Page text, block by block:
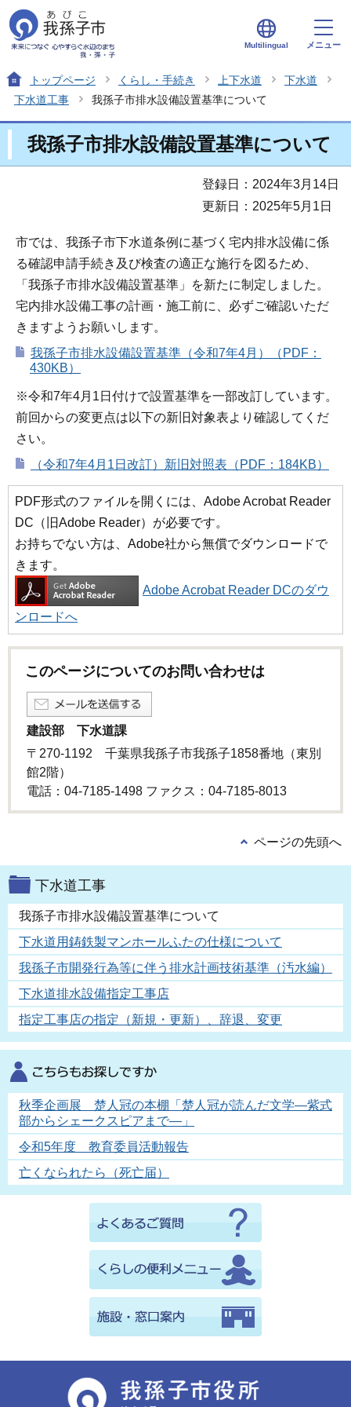
Multilingual メニュー
トップページ くらし・手続き 上下水道
下水道
下水道工事
我孫子市排水設備設置基準について
我孫子市排水設備設置基準について
登録日：2024年3月14日
更新日：2025年5月1日
市では、我孫子市下水道条例に基づく宅内排水設備に係
る確認申請手続き及び検査の適正な施行を図るため、
「我孫子市排水設備設置基準」を新たに制定しました。
宅内排水設備工事の計画・施工前に、必ずご確認いただ
きますようお願いします。
我孫子市排水設備設置基準（令和7年4月）（PDF：
430KB）
※令和7年4月1日付けで設置基準を一部改訂しています。
前回からの変更点は以下の新旧対象表より確認してくだ
さい。
（令和7年4月1日改訂）新旧対照表（PDF：184KB）
PDF形式のファイルを開くには、Adobe Acrobat Reader
DC（旧Adobe Reader）が必要です。
お持ちでない方は、Adobe社から無償でダウンロードで
きます。
Adobe Acrobat Reader DCのダウ
ンロードへ
このページについてのお問い合わせは
建設部 下水道課
〒270-1192 千葉県我孫子市我孫子1858番地（東別
館2階）
電話：04-7185-1498 ファクス：04-7185-8013
ページの先頭へ
下水道工事
我孫子市排水設備設置基準について
下水道用鋳鉄製マンホールふたの仕様について
我孫子市開発行為等に伴う排水計画技術基準（汚水編）
下水道排水設備指定工事店
指定工事店の指定（新規・更新）、辞退、変更
秋季企画展 楚人冠の本棚「楚人冠が読んだ文学―紫式
部からシェークスピアまで―」
令和5年度 教育委員活動報告
亡くなられたら（死亡届）